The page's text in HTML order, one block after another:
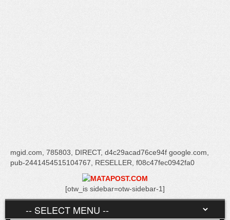
mgid.com, 785803, DIRECT, d4c29acad76ce94f google.com,
pub-2441454515104767, RESELLER, f08c47fec0942fa0
[otw_is sidebar=otw-sidebar-1]